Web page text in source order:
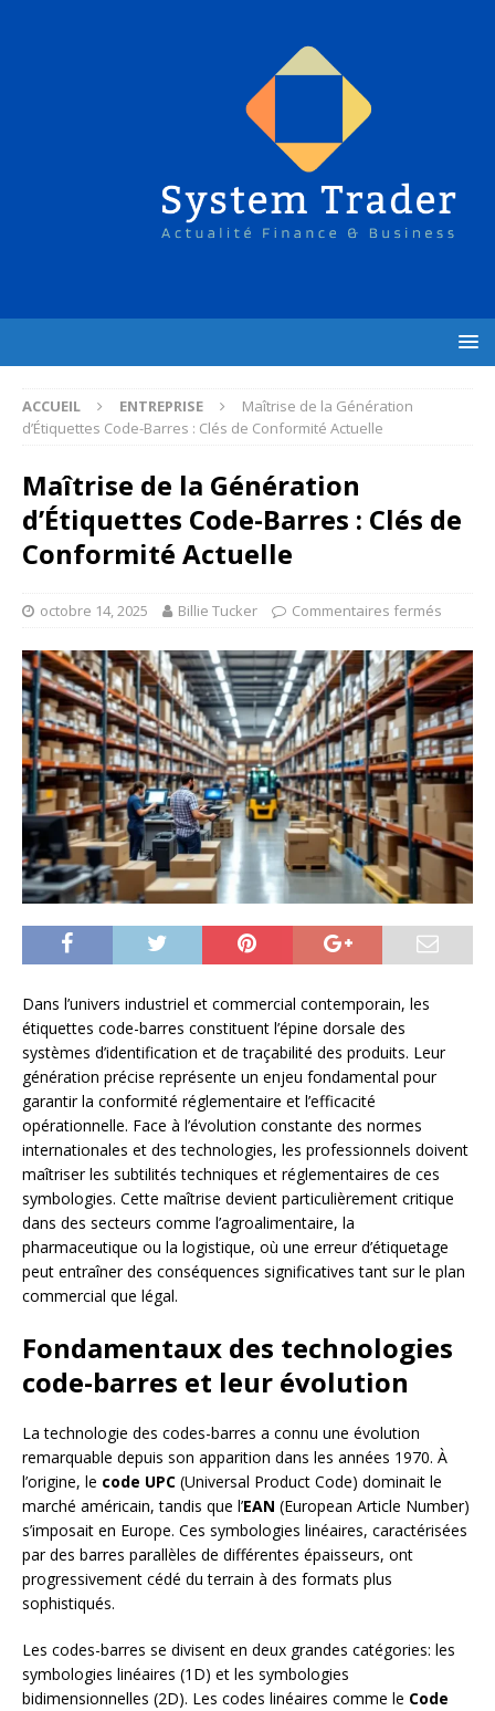
ACCUEIL ENTREPRISE
Maîtrise de la Génération
d’Étiquettes Code-Barres : Clés de Conformité Actuelle
Maîtrise de la Génération
d’Étiquettes Code-Barres : Clés de
Conformité Actuelle
octobre 14, 2025 Billie Tucker Commentaires fermés
Dans l’univers industriel et commercial contemporain, les
étiquettes code-barres constituent l’épine dorsale des
systèmes d’identification et de traçabilité des produits. Leur
génération précise représente un enjeu fondamental pour
garantir la conformité réglementaire et l’efficacité
opérationnelle. Face à l’évolution constante des normes
internationales et des technologies, les professionnels doivent
maîtriser les subtilités techniques et réglementaires de ces
symbologies. Cette maîtrise devient particulièrement critique
dans des secteurs comme l’agroalimentaire, la
pharmaceutique ou la logistique, où une erreur d’étiquetage
peut entraîner des conséquences significatives tant sur le plan
commercial que légal.
Fondamentaux des technologies
code-barres et leur évolution
La technologie des codes-barres a connu une évolution
remarquable depuis son apparition dans les années 1970. À
l’origine, le code UPC (Universal Product Code) dominait le
marché américain, tandis que l’EAN (European Article Number)
s’imposait en Europe. Ces symbologies linéaires, caractérisées
par des barres parallèles de différentes épaisseurs, ont
progressivement cédé du terrain à des formats plus
sophistiqués.
Les codes-barres se divisent en deux grandes catégories: les
symbologies linéaires (1D) et les symbologies
bidimensionnelles (2D). Les codes linéaires comme le Code